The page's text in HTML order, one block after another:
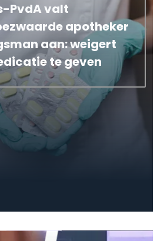
PvdA valt
apotheker
aan: weigert
te geven